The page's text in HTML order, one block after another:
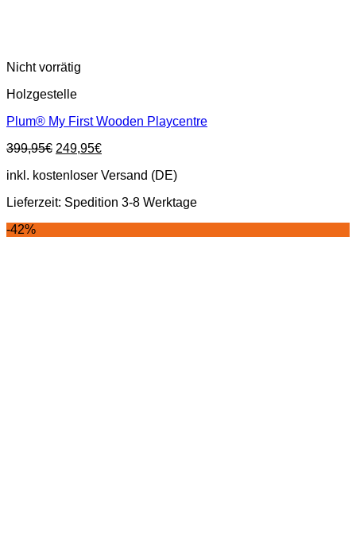
Nicht vorrätig
Holzgestelle
Plum® My First Wooden Playcentre
399,95€ Ursprünglicher
war:
249,95€Aktueller
ist:
inkl. kostenloser Versand (DE)
Lieferzeit: Spedition 3-8 Werktage
-42%